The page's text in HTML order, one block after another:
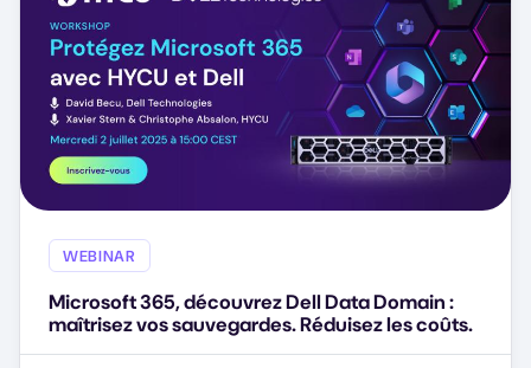
WEBINAR
Microsoft 365, découvrez Dell Data Domain :
maîtrisez vos sauvegardes. Réduisez les coûts.